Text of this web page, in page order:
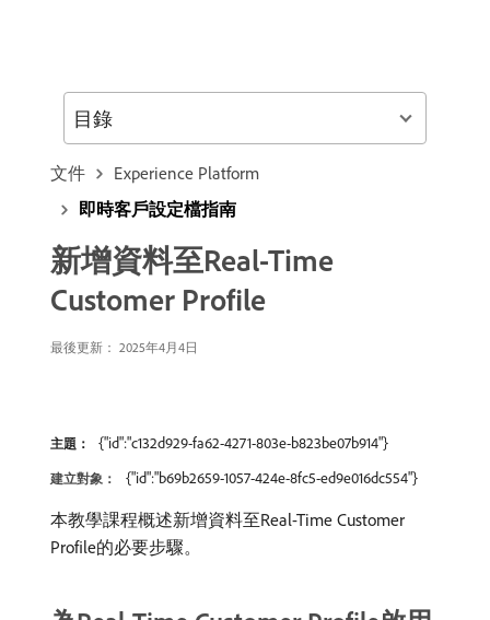
文件
Experience Platform
即時客戶設定檔指南
新增資料至Real-Time
Customer Profile
最後更新： 2025年4月4日
主題： {"id":"c132d929-fa62-4271-803e-b823be07b914"}
建立對象： {"id":"b69b2659-1057-424e-8fc5-ed9e016dc554"}
本教學課程概述新增資料至Real-Time Customer
Profile的必要步驟。
目錄